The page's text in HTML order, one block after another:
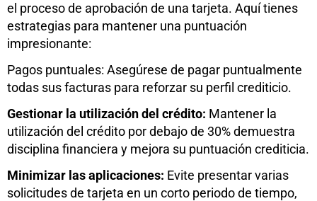
el proceso de aprobación de una tarjeta. Aquí tienes
estrategias para mantener una puntuación
impresionante:
Pagos puntuales: Asegúrese de pagar puntualmente
todas sus facturas para reforzar su perfil crediticio.
Gestionar la utilización del crédito: Mantener la
utilización del crédito por debajo de 30% demuestra
disciplina financiera y mejora su puntuación crediticia.
Minimizar las aplicaciones: Evite presentar varias
solicitudes de tarjeta en un corto periodo de tiempo,